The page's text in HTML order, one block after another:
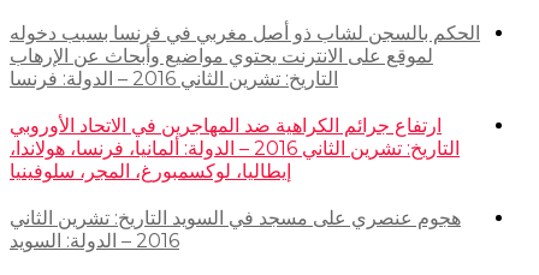
الحكم بالسجن لشاب ذو أصل مغربي في فرنسا بسبب دخوله
لموقع على الانترنت يحتوي مواضيع وأبحاث عن الإرهاب
التاريخ: تشرين الثاني 2016 – الدولة: فرنسا
ارتفاع جرائم الكراهية ضد المهاجرين في الاتحاد الأوروبي
التاريخ: تشرين الثاني 2016 – الدولة: ألمانيا، فرنسا، هولاندا،
إيطاليا، لوكسمبورغ، المجر، سلوفينيا
هجوم عنصري على مسجد في السويد التاريخ: تشرين الثاني
2016 – الدولة: السويد